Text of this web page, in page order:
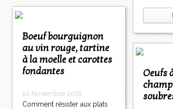
Boeuf bourguignon
au vin rouge, tartine
à la moelle et carottes
fondantes
10 Novembre 2016
Comment résister aux plats
Oeufs à la poêle aux